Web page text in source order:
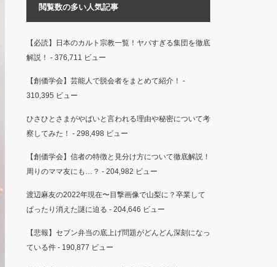
閲覧数の多い人気記事
【必読】日本のカルト宗教一覧！ヤバすぎる集団を徹底
解説！ - 376,711 ビュー
【創価学会】芸能人で脱会者をまとめて紹介！ -
310,395 ビュー
ひさひとさまがやばいと言われる理由や秘密について考
察してみた！ - 298,498 ビュー
【創価学会】信者の特徴と見分け方について徹底解説！
周りのママ友にも…？ - 204,982 ビュー
渡辺麻友の2022年現在〜目撃画像で山梨に？卒業して
ぱったり消えた謎に迫る - 204,646 ビュー
【悲報】セブン弁当の底上げ問題がどんどん深刻になっ
ている件- 190,877 ビュー